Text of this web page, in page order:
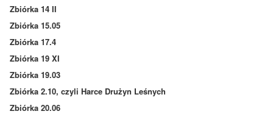
Zbiórka 14 II
Zbiórka 15.05
Zbiórka 17.4
Zbiórka 19 XI
Zbiórka 19.03
Zbiórka 2.10, czyli Harce Drużyn Leśnych
Zbiórka 20.06